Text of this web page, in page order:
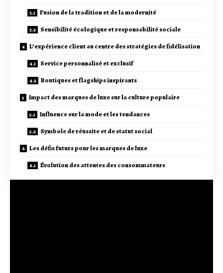
Fusion de la tradition et de la modernité
Sensibilité écologique et responsabilité sociale
L’expérience client au centre des stratégies de fidélisation
Service personnalisé et exclusif
Boutiques et flagships inspirants
Impact des marques de luxe sur la culture populaire
Influence sur la mode et les tendances
Symbole de réussite et de statut social
Les défis futurs pour les marques de luxe
Évolution des attentes des consommateurs